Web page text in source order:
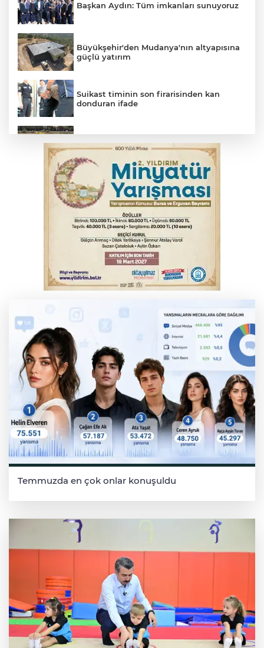
Başkan Aydın: Tüm imkanları sunuyoruz
Büyükşehir'den Mudanya'nın altyapısına
güçlü yatırım
Suikast timinin son firarisinden kan
donduran ifade
uçağımız yurda döndü
Osmangazi’de yeşil alanlar titizlikle
korunuyor
Bursa'da kontrolden çıkan araç orta
refüje çıktı
Bursa'da tavuk çiftliğinde yangın
Temmuzda en çok onlar konuşuldu